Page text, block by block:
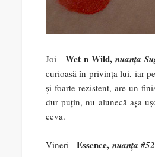
Joi - Wet n Wild, nuanța
curioasă în privința lui, iar
și foarte rezistent, are un
dur puțin, nu alunecă așa
ceva.
Vineri -Essence, nuanța